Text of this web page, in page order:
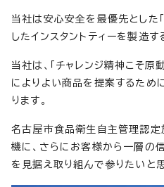
当社は安心安全を最優先とした「
したインスタントティーを製造す
当社は、「チャレンジ精神こそ原
によりよい商品を提案するため
ります。
名古屋市食品衛生自主管理認定
機に、さらにお客様から一層の
を見据え取り組んで参りたいと思